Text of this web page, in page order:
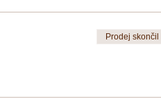
Prodej skončil